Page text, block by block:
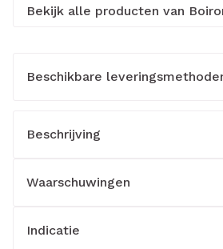
Bekijk alle producten van
Beschikbare
Beschrijving
Waarschuwingen
Indicatie